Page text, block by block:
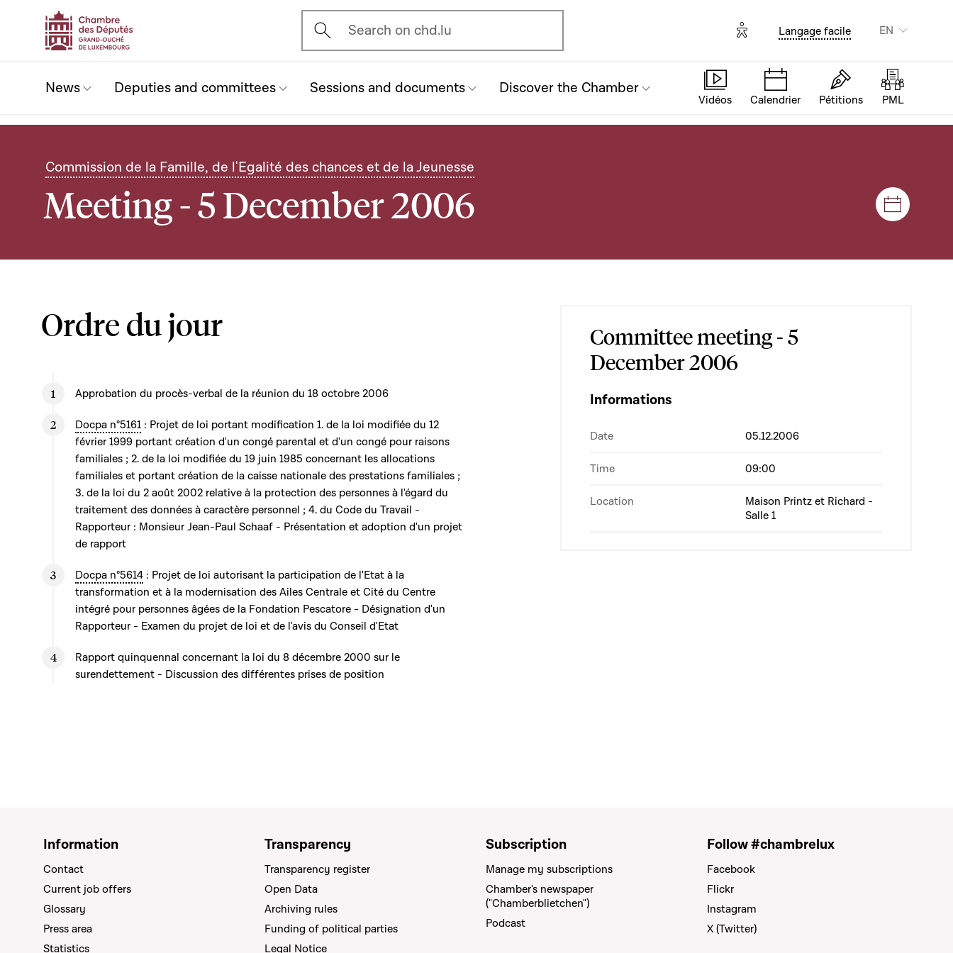
Ouvrir l'écran de recherche
Search on chd.lu Options d'accessibilité
Langage facile EN
News Deputies and committees Sessions and documents Discover the Chamber
Vidéos Calendrier Pétitions PML
Commission de la Famille, de l'Egalité des chances et de la Jeunesse
Meeting - 5 December 2006 Sessions
Ordre du jour
Approbation du procès-verbal de la réunion du 18 octobre 2006
Docpa n°5161 : Projet de loi portant modification 1. de la loi modifiée du 12
février 1999 portant création d'un congé parental et d'un congé pour raisons
familiales ; 2. de la loi modifiée du 19 juin 1985 concernant les allocations
familiales et portant création de la caisse nationale des prestations familiales ;
3. de la loi du 2 août 2002 relative à la protection des personnes à l'égard du
traitement des données à caractère personnel ; 4. du Code du Travail -
Rapporteur : Monsieur Jean-Paul Schaaf - Présentation et adoption d'un projet
de rapport
Docpa n°5614 : Projet de loi autorisant la participation de l'Etat à la
transformation et à la modernisation des Ailes Centrale et Cité du Centre
intégré pour personnes âgées de la Fondation Pescatore - Désignation d'un
Rapporteur - Examen du projet de loi et de l'avis du Conseil d'Etat
Rapport quinquennal concernant la loi du 8 décembre 2000 sur le
surendettement - Discussion des différentes prises de position
Committee meeting - 5
December 2006
Informations
Date 05.12.2006
Time 09:00
Location
Maison Printz et Richard -
Salle 1
Information
Contact
Current job offers
Glossary
Press area
Statistics
Transparency
Transparency register
Open Data
Archiving rules
Funding of political parties
Legal Notice
Subscription
Manage my subscriptions
Chamber's newspaper
("Chamberblietchen")
Podcast
Follow #chambrelux
Facebook
Flickr
Instagram
X (Twitter)